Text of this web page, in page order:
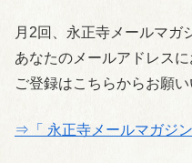
月2回、永正寺メールマガ
あなたのメールアドレスに
ご登録はこちらからお願
⇒「 永正寺メールマガジン